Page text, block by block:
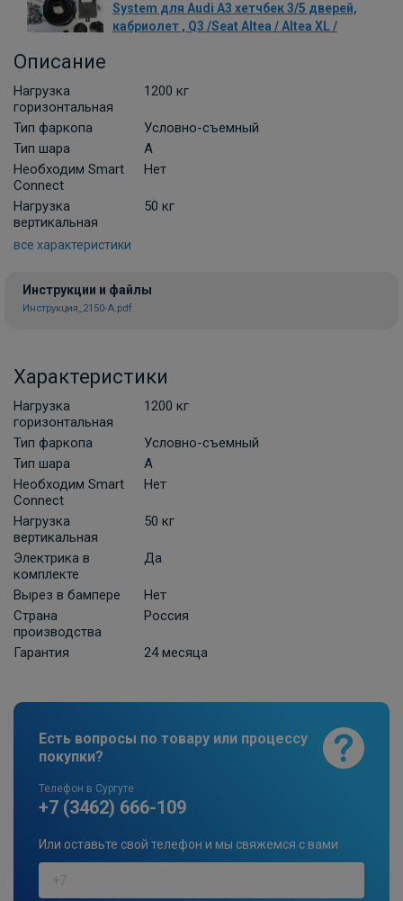
System для Audi A3 хетчбек 3/5 дверей,
кабриолет , Q3 /Seat Altea / Altea XL /
ПОД ЗАКАЗ ОТ 14 ДНЕЙ
Штатная электрика фаркопа Hak-
кабриолет, Q3 / Skoda Superb лифтбек/
13pin
ПОД ЗАКАЗ ОТ 14 ДНЕЙ
В корзину
Штатная электрика фаркопа Hak-
ПОД ЗАКАЗ ОТ 14 ДНЕЙ
System для Volkswagen Caddy 13-pin
ПОД ЗАКАЗ ОТ 14 ДНЕЙ
по запросу
В корзину
Описание
Нагрузка
горизонтальная
1200 кг
Тип фаркопа
Условно-съемный
Тип шара
A
Необходим Smart
Connect
Нет
Нагрузка
вертикальная
50 кг
все характеристики
Инструкции и файлы
Инструкция_2150-A.pdf
Характеристики
Нагрузка
горизонтальная
1200 кг
Тип фаркопа
Условно-съемный
Тип шара
A
Необходим Smart
Connect
Нет
Нагрузка
вертикальная
50 кг
Электрика в
комплекте
Да
Вырез в бампере
Нет
Страна
производства
Россия
Гарантия 24 месяца
Есть вопросы по товару или процессу
покупки?
Телефон в Сургуте
+7 (3462) 666-109
Или оставьте свой телефон и мы свяжемся с вами